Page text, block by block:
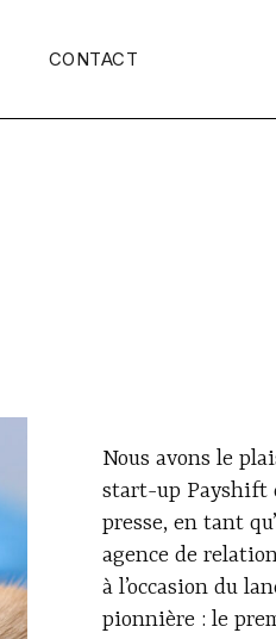
CONTACT
Nous avons le
start-up Payshift
presse, en tant
agence de
à l’occasion du
pionnière : le